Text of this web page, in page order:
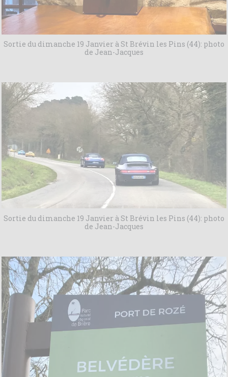
Sortie du dimanche 19 Janvier à St Brévin les Pins (44): photo
de Jean-Jacques
Sortie du dimanche 19 Janvier à St Brévin les Pins (44): photo
de Jean-Jacques